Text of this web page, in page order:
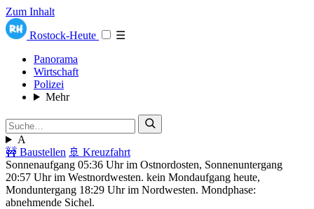
Zum Inhalt
Rostock-Heute
☰
Panorama
Wirtschaft
Polizei
Mehr
A
🚧 Baustellen 🚢 Kreuzfahrt
Sonnenaufgang 05:36 Uhr im Ostnordosten, Sonnenuntergang
20:57 Uhr im Westnordwesten. kein Mondaufgang heute,
Monduntergang 18:29 Uhr im Nordwesten. Mondphase:
abnehmende Sichel.